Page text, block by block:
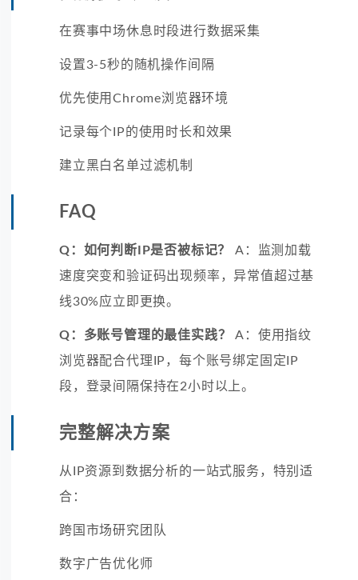
在赛事中场休息时段进行数据采集
设置3-5秒的随机操作间隔
优先使用Chrome浏览器环境
记录每个IP的使用时长和效果
建立黑白名单过滤机制
FAQ
Q：如何判断IP是否被标记？
A：监测加载
速度突变和验证码出现频率，异常值超过基
线30%应立即更换。
Q：多账号管理的最佳实践？
A：使用指纹
浏览器配合代理IP，每个账号绑定固定IP
段，登录间隔保持在2小时以上。
完整解决方案
从IP资源到数据分析的一站式服务，特别适
合：
跨国市场研究团队
数字广告优化师